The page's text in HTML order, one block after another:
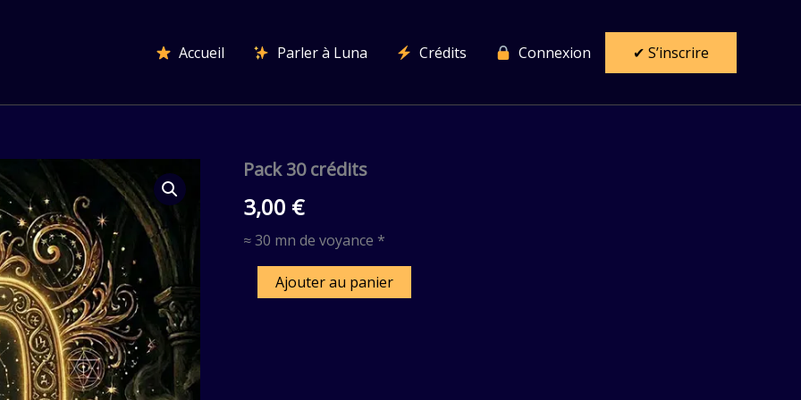
Accueil Parler à Luna Crédits Connexion ✔ S’inscrire
Pack 30 crédits
3,00 €
≈ 30 mn de voyance *
quantité
Pack
30
crédits
Ajouter au panier